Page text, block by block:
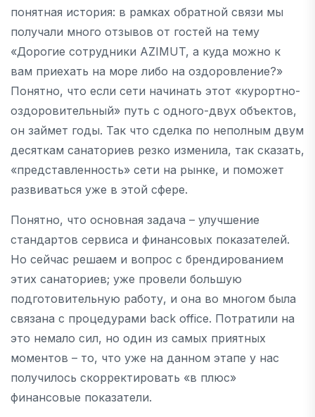
понятная история: в рамках обратной связи мы
получали много отзывов от гостей на тему
«Дорогие сотрудники AZIMUT, а куда можно к
вам приехать на море либо на оздоровление?»
Понятно, что если сети начинать этот «курортно-
оздоровительный» путь с одного-двух объектов,
он займет годы. Так что сделка по неполным двум
десяткам санаториев резко изменила, так сказать,
«представленность» сети на рынке, и поможет
развиваться уже в этой сфере.
Понятно, что основная задача – улучшение
стандартов сервиса и финансовых показателей.
Но сейчас решаем и вопрос с брендированием
этих санаториев; уже провели большую
подготовительную работу, и она во многом была
связана с процедурами back office. Потратили на
это немало сил, но один из самых приятных
моментов – то, что уже на данном этапе у нас
получилось скорректировать «в плюс»
финансовые показатели.